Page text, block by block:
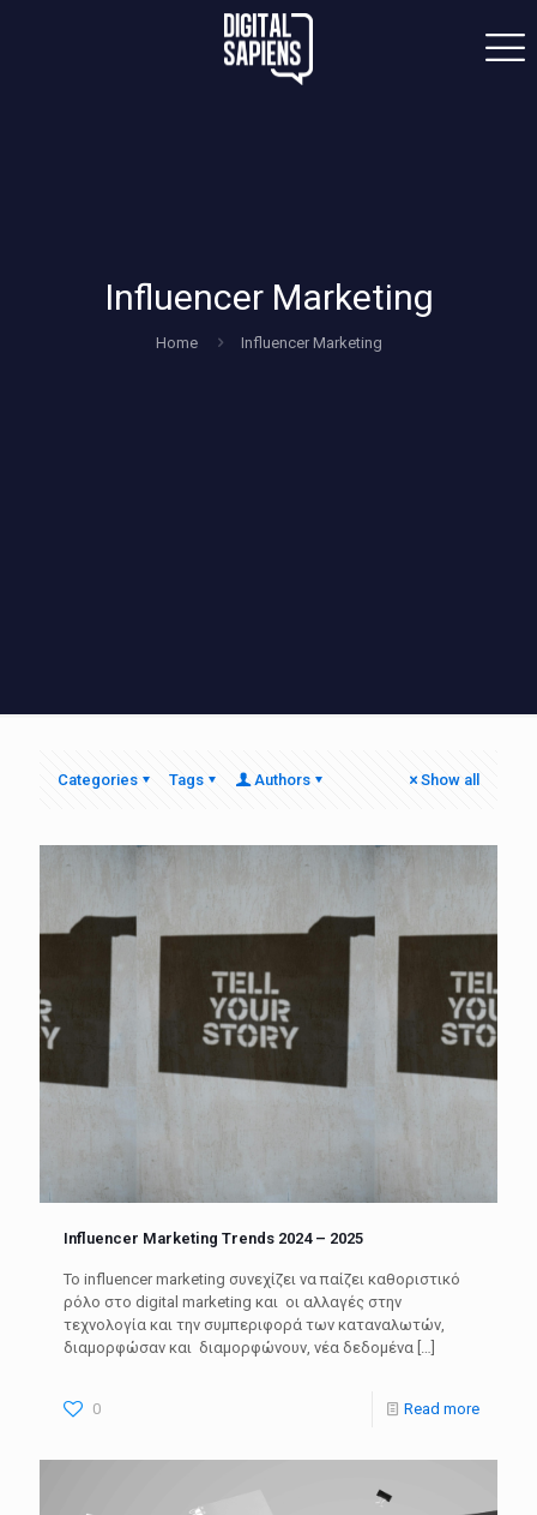
Influencer Marketing
Home Influencer Marketing
Categories Tags Authors Show all
Influencer Marketing Trends 2024 – 2025
Το influencer marketing συνεχίζει να παίζει καθοριστικό
ρόλο στο digital marketing και οι αλλαγές στην
τεχνολογία και την συμπεριφορά των καταναλωτών,
διαμορφώσαν και διαμορφώνουν, νέα δεδομένα […]
0 Read more